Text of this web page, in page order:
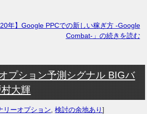
年】Google PPCでの新しい稼ぎ方 ‐Google
Combat‐」の続きを読む
プション予測シグナル BIGバ
大輝
リーオプション ,検討の余地あり]